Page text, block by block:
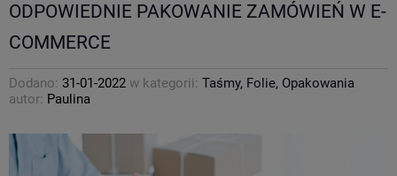
ODPOWIEDNIE PAKOWANIE ZAMÓWIEŃ W E-
COMMERCE
Dodano: 31-01-2022 w kategorii: Taśmy, Folie, Opakowania
autor: Paulina